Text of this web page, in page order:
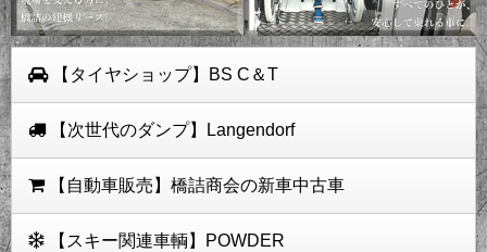
【タイヤショップ】BS C＆T
【次世代のダンプ】Langendorf
【自動車販売】橋詰商会の新車中古車
【スキー関連車輌】POWDER